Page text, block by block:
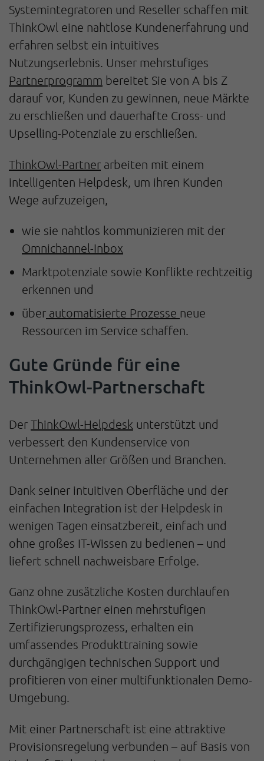
Systemintegratoren und Reseller schaffen mit
ThinkOwl eine nahtlose Kundenerfahrung und
erfahren selbst ein intuitives
Nutzungserlebnis. Unser mehrstufiges
Partnerprogramm bereitet Sie von A bis Z
darauf vor, Kunden zu gewinnen, neue Märkte
zu erschließen und dauerhafte Cross- und
Upselling-Potenziale zu erschließen.
ThinkOwl-Partner arbeiten mit einem
intelligenten Helpdesk, um ihren Kunden
Wege aufzuzeigen,
wie sie nahtlos kommunizieren mit der
Omnichannel-Inbox
Marktpotenziale sowie Konflikte rechtzeitig
erkennen und
über automatisierte Prozesse neue
Ressourcen im Service schaffen.
Gute Gründe für eine
ThinkOwl-Partnerschaft
Der ThinkOwl-Helpdesk unterstützt und
verbessert den Kundenservice von
Unternehmen aller Größen und Branchen.
Dank seiner intuitiven Oberfläche und der
einfachen Integration ist der Helpdesk in
wenigen Tagen einsatzbereit, einfach und
ohne großes IT-Wissen zu bedienen – und
liefert schnell nachweisbare Erfolge.
Ganz ohne zusätzliche Kosten durchlaufen
ThinkOwl-Partner einen mehrstufigen
Zertifizierungsprozess, erhalten ein
umfassendes Produkttraining sowie
durchgängigen technischen Support und
profitieren von einer multifunktionalen Demo-
Umgebung.
Mit einer Partnerschaft ist eine attraktive
Provisionsregelung verbunden – auf Basis von